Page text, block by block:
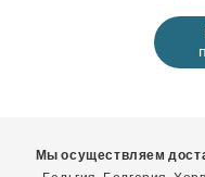
Мы осуществляем